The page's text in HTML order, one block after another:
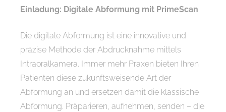
Einladung: Digitale Abformung mit PrimeScan
Die digitale Abformung ist eine innovative und
präzise Methode der Abdrucknahme mittels
Intraoralkamera. Immer mehr Praxen bieten Ihren
Patienten diese zukunftsweisende Art der
Abformung an und ersetzen damit die klassische
Abformung. Präparieren, aufnehmen, senden – die